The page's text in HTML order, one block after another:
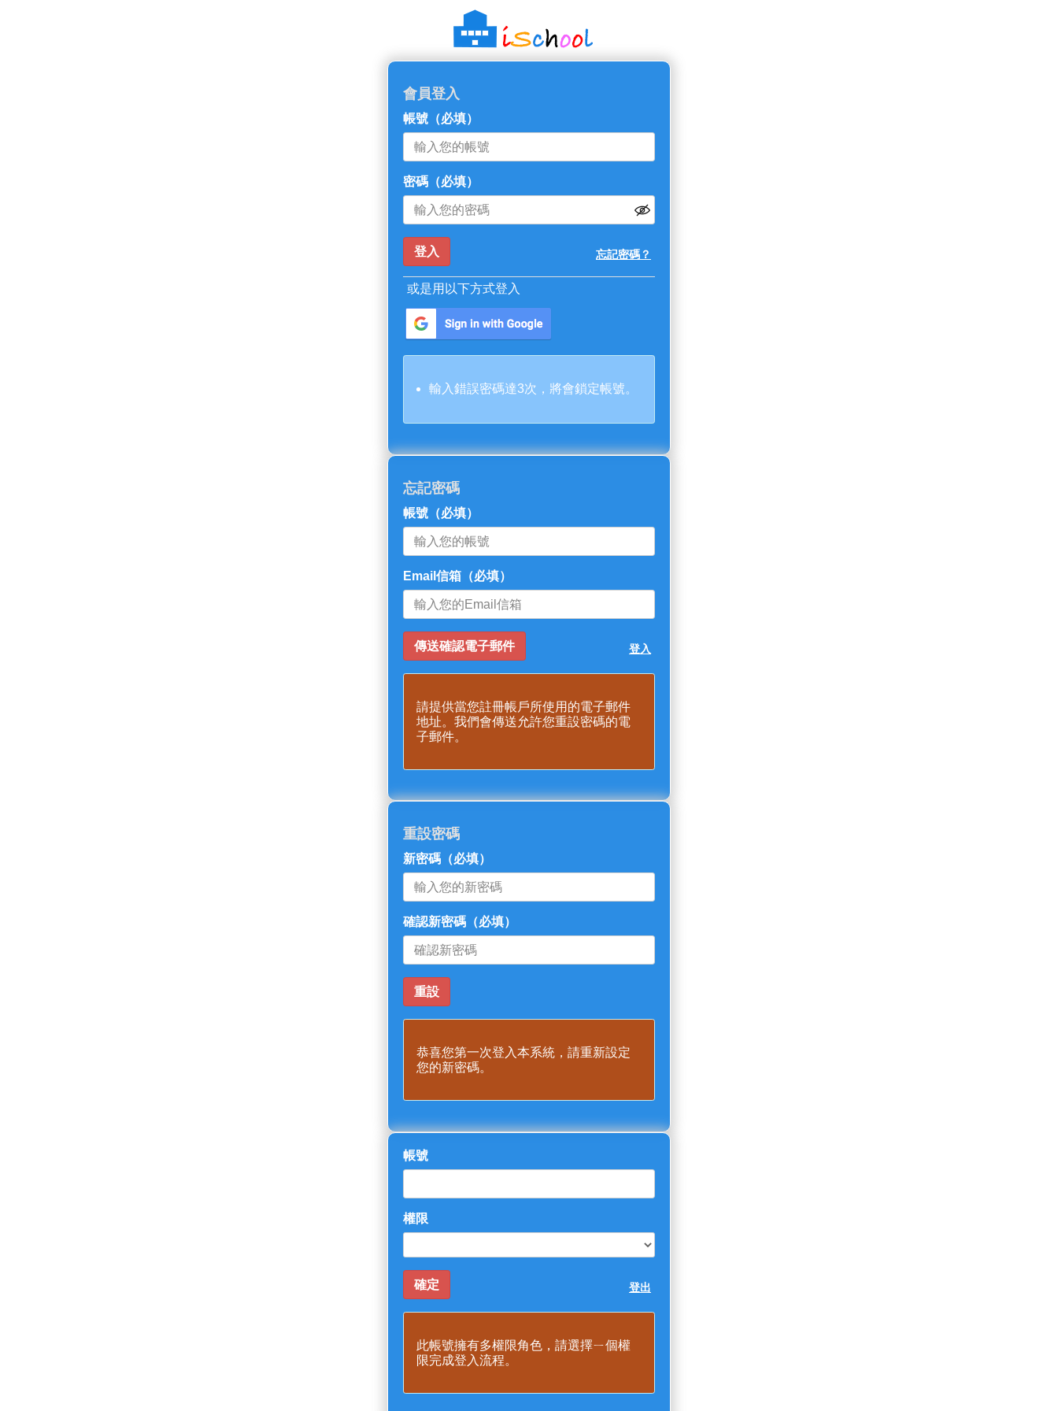
會員登入
帳號 （必填）
密碼 （必填）
忘記密碼？
或是用以下方式登入
輸入錯誤密碼達3次，將會鎖定帳號。
忘記密碼
帳號 （必填）
Email信箱 （必填）
登入
請提供當您註冊帳戶所使用的電子郵件
地址。我們會傳送允許您重設密碼的電
子郵件。
重設密碼
新密碼 （必填）
確認新密碼 （必填）
恭喜您第一次登入本系統，請重新設定
您的新密碼。
帳號
權限
登出
此帳號擁有多權限角色，請選擇ㄧ個權
限完成登入流程。